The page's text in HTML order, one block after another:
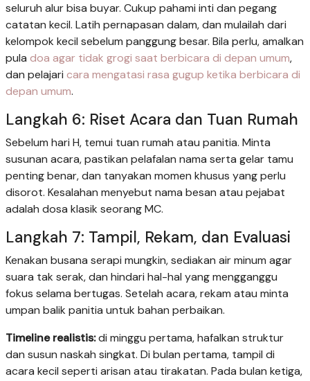
seluruh alur bisa buyar. Cukup pahami inti dan pegang
catatan kecil. Latih pernapasan dalam, dan mulailah dari
kelompok kecil sebelum panggung besar. Bila perlu, amalkan
pula doa agar tidak grogi saat berbicara di depan umum,
dan pelajari cara mengatasi rasa gugup ketika berbicara di
depan umum.
Langkah 6: Riset Acara dan Tuan Rumah
Sebelum hari H, temui tuan rumah atau panitia. Minta
susunan acara, pastikan pelafalan nama serta gelar tamu
penting benar, dan tanyakan momen khusus yang perlu
disorot. Kesalahan menyebut nama besan atau pejabat
adalah dosa klasik seorang MC.
Langkah 7: Tampil, Rekam, dan Evaluasi
Kenakan busana serapi mungkin, sediakan air minum agar
suara tak serak, dan hindari hal-hal yang mengganggu
fokus selama bertugas. Setelah acara, rekam atau minta
umpan balik panitia untuk bahan perbaikan.
Timeline realistis:di minggu pertama, hafalkan struktur
dan susun naskah singkat. Di bulan pertama, tampil di
acara kecil seperti arisan atau tirakatan. Pada bulan ketiga,